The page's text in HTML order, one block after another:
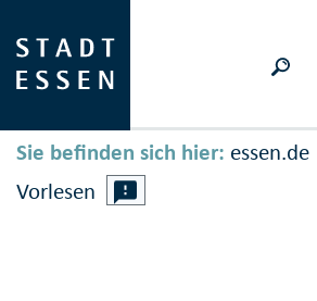
Sie befinden sich hier: essen.de
Vorlesen